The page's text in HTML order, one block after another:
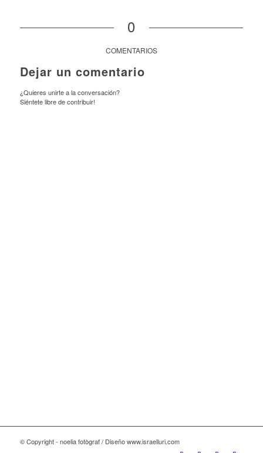
0
COMENTARIOS
Dejar un comentario
¿Quieres unirte a la conversación?
Siéntete libre de contribuir!
© Copyright - noelia fotògraf / Diseño www.israelluri.com